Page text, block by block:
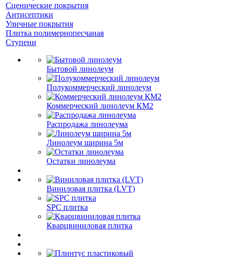
Сценические покрытия
Антисептики
Уличные покрытия
Плитка полимернопесчаная
Ступени
Бытовой линолеум
Полукоммерческий линолеум
Коммерческий линолеум КМ2
Распродажа линолеума
Линолеум ширина 5м
Остатки линолеума
Виниловая плитка (LVT)
SPC плитка
Кварцвиниловая плитка